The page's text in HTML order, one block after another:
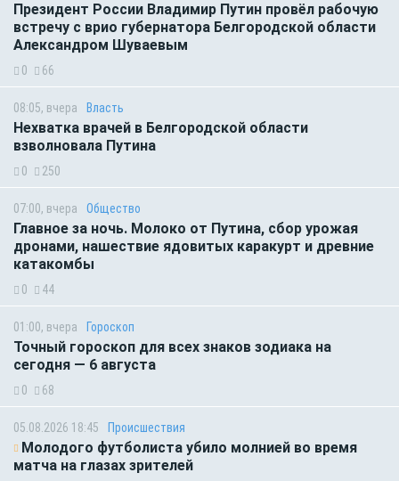
Президент России Владимир Путин провёл рабочую
встречу с врио губернатора Белгородской области
Александром Шуваевым
0 66
08:05, вчера Власть
Нехватка врачей в Белгородской области
взволновала Путина
0 250
07:00, вчера Общество
Главное за ночь. Молоко от Путина, сбор урожая
дронами, нашествие ядовитых каракурт и древние
катакомбы
0 44
01:00, вчера Гороскоп
Точный гороскоп для всех знаков зодиака на
сегодня — 6 августа
0 68
05.08.2026 18:45 Происшествия
Молодого футболиста убило молнией во время
матча на глазах зрителей